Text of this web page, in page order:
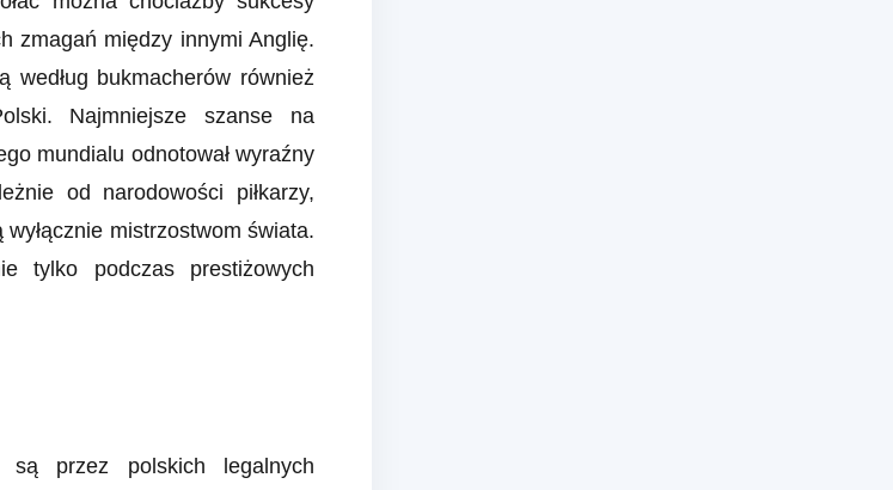
zmagań między innymi Anglię.
według bukmacherów również
Najmniejsze szanse na
mundialu odnotował wyraźny
od narodowości piłkarzy,
mistrzostwom świata.
tylko podczas prestiżowych
przez polskich legalnych